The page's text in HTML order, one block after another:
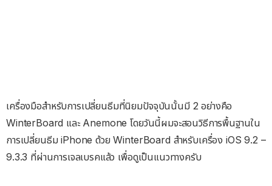
เครื่องมือสำหรับการเปลี่ยนธีมที่นิยมปัจจุบันนั้นมี 2 อย่างคือ
WinterBoard และ Anemone โดยวันนี้ผมจะสอนวิธีการพื้นฐานใน
การเปลี่ยนธีม iPhone ด้วย WinterBoard สำหรับเครื่อง iOS 9.2 –
9.3.3 ที่ผ่านการเจลเบรคแล้ว เพื่อดูเป็นแนวทางครับ